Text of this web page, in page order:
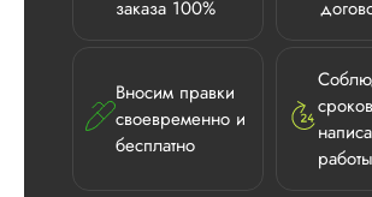
заказа 100%
Вносим правки
своевременно и
бесплатно
сроков
работы